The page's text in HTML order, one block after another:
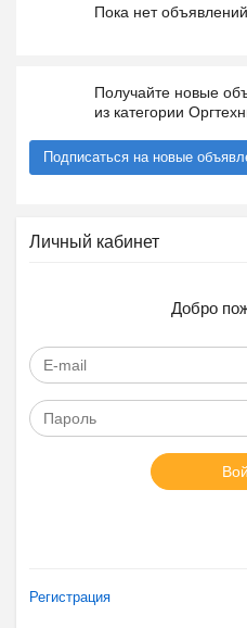
Пока нет
Получайте новые
из категории
Подписаться на новые
Личный кабинет
Добро
Регистрация